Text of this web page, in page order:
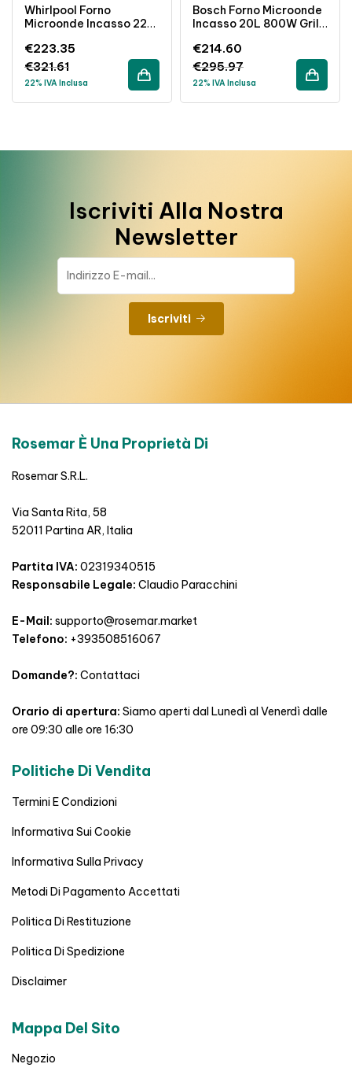
Whirlpool Forno
Microonde Incasso 22L
Scongelamento
€321.61
€223.35
22% IVA Inclusa
Bosch Forno Microonde
Incasso 20L 800W Grill
€295.97
€214.60
22% IVA Inclusa
Iscriviti Alla Nostra
Newsletter
Iscriviti
Rosemar È Una Proprietà Di
Rosemar S.R.L.
Via Santa Rita, 58
52011 Partina AR, Italia
Partita IVA: 02319340515
Responsabile Legale: Claudio Paracchini
E-Mail: supporto@rosemar.market
Telefono: +393508516067
Domande?: Contattaci
Orario di apertura: Siamo aperti dal Lunedì al Venerdì dalle
ore 09:30 alle ore 16:30
Politiche Di Vendita
Termini E Condizioni
Informativa Sui Cookie
Informativa Sulla Privacy
Metodi Di Pagamento Accettati
Politica Di Restituzione
Politica Di Spedizione
Disclaimer
Mappa Del Sito
Negozio